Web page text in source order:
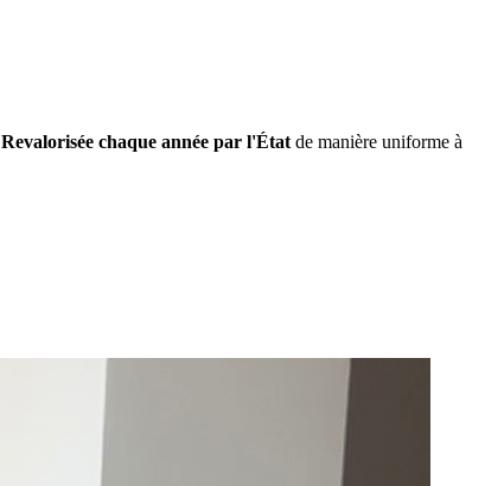
Revalorisée chaque année par l'État de manière uniforme à